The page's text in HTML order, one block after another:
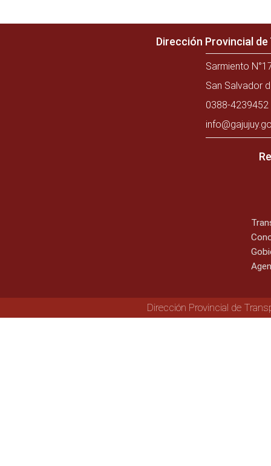
Dirección Provincial
Sarmiento
San Salvador
0388-
Dirección Provincial de